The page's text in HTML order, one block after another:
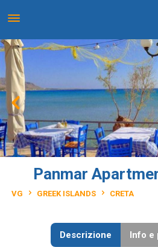
Panmar
VG GREEK ISLANDS CRETA
Descrizione Info e